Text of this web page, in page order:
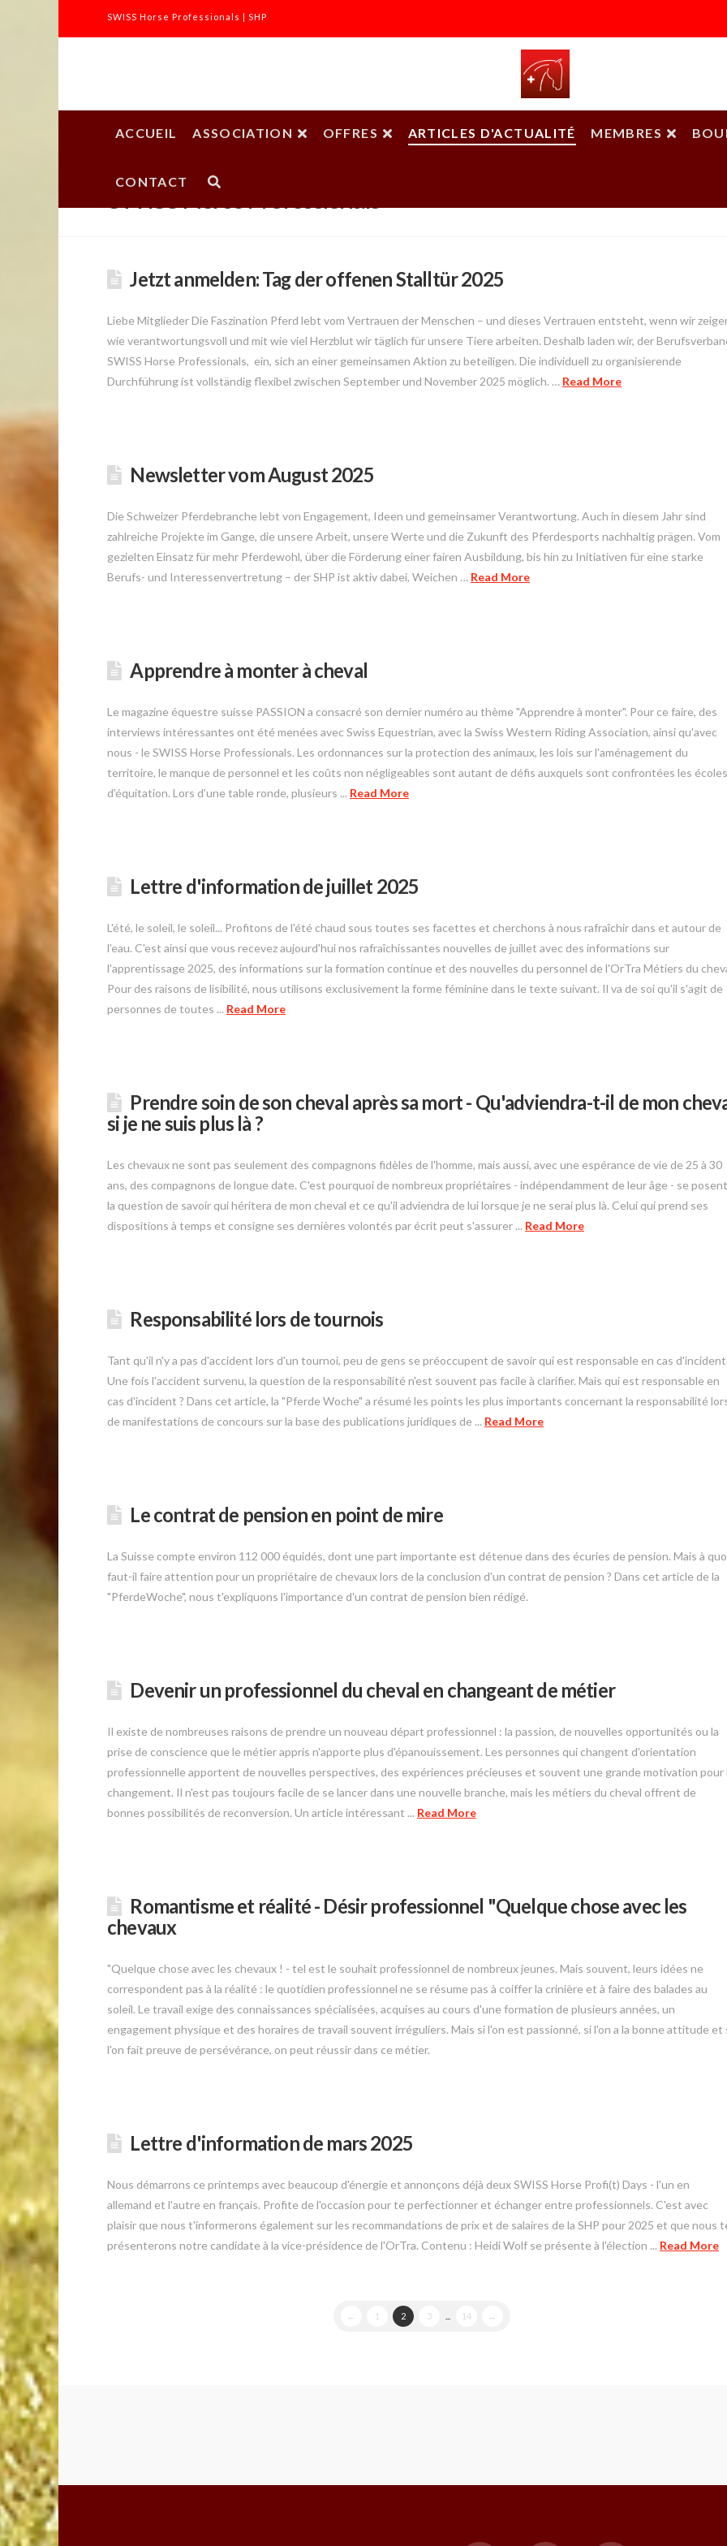
SWISS Horse Professionals | SHP
Horse
Professionals
|
SHP
ACCUEIL ASSOCIATION OFFRES ARTICLES D'ACTUALITÉ MEMBRES
CONTACT
SWISS Horse Professionals
Jetzt anmelden: Tag der offenen Stalltür 2025
Liebe Mitglieder Die Faszination Pferd lebt vom Vertrauen der Menschen – und dieses Vertrauen entsteht, wenn wir
wie verantwortungsvoll und mit wie viel Herzblut wir täglich für unsere Tiere arbeiten. Deshalb laden wir, der
SWISS Horse Professionals, ein, sich an einer gemeinsamen Aktion zu beteiligen. Die individuell zu organisierende
Durchführung ist vollständig flexibel zwischen September und November 2025 möglich. … Read More
Newsletter vom August 2025
Die Schweizer Pferdebranche lebt von Engagement, Ideen und gemeinsamer Verantwortung. Auch in diesem Jahr sind
zahlreiche Projekte im Gange, die unsere Arbeit, unsere Werte und die Zukunft des Pferdesports nachhaltig prägen. Vom
gezielten Einsatz für mehr Pferdewohl, über die Förderung einer fairen Ausbildung, bis hin zu Initiativen für eine starke
Berufs- und Interessenvertretung – der SHP ist aktiv dabei, Weichen … Read More
Apprendre à monter à cheval
Le magazine équestre suisse PASSION a consacré son dernier numéro au thème "Apprendre à monter". Pour ce faire, des
interviews intéressantes ont été menées avec Swiss Equestrian, avec la Swiss Western Riding Association, ainsi qu'avec
nous - le SWISS Horse Professionals. Les ordonnances sur la protection des animaux, les lois sur l'aménagement du
territoire, le manque de personnel et les coûts non négligeables sont autant de défis auxquels sont confrontées les écoles
d'équitation. Lors d'une table ronde, plusieurs ... Read More
Lettre d'information de juillet 2025
L'été, le soleil, le soleil... Profitons de l'été chaud sous toutes ses facettes et cherchons à nous rafraîchir dans et autour de
l'eau. C'est ainsi que vous recevez aujourd'hui nos rafraîchissantes nouvelles de juillet avec des informations sur
l'apprentissage 2025, des informations sur la formation continue et des nouvelles du personnel de l'OrTra Métiers du
Pour des raisons de lisibilité, nous utilisons exclusivement la forme féminine dans le texte suivant. Il va de soi qu'il s'agit de
personnes de toutes ... Read More
Prendre soin de son cheval après sa mort - Qu'adviendra-t-il de mon
si je ne suis plus là ?
Les chevaux ne sont pas seulement des compagnons fidèles de l'homme, mais aussi, avec une espérance de vie de 25 à 30
ans, des compagnons de longue date. C'est pourquoi de nombreux propriétaires - indépendamment de leur âge - se posent
la question de savoir qui héritera de mon cheval et ce qu'il adviendra de lui lorsque je ne serai plus là. Celui qui prend ses
dispositions à temps et consigne ses dernières volontés par écrit peut s'assurer ... Read More
Responsabilité lors de tournois
Tant qu'il n'y a pas d'accident lors d'un tournoi, peu de gens se préoccupent de savoir qui est responsable en cas
Une fois l'accident survenu, la question de la responsabilité n'est souvent pas facile à clarifier. Mais qui est responsable en
cas d'incident ? Dans cet article, la "Pferde Woche" a résumé les points les plus importants concernant la responsabilité
de manifestations de concours sur la base des publications juridiques de ... Read More
Le contrat de pension en point de mire
La Suisse compte environ 112 000 équidés, dont une part importante est détenue dans des écuries de pension. Mais à
faut-il faire attention pour un propriétaire de chevaux lors de la conclusion d'un contrat de pension ? Dans cet article de la
"PferdeWoche", nous t'expliquons l'importance d'un contrat de pension bien rédigé.
Devenir un professionnel du cheval en changeant de métier
Il existe de nombreuses raisons de prendre un nouveau départ professionnel : la passion, de nouvelles opportunités ou la
prise de conscience que le métier appris n'apporte plus d'épanouissement. Les personnes qui changent d'orientation
professionnelle apportent de nouvelles perspectives, des expériences précieuses et souvent une grande motivation pour
changement. Il n'est pas toujours facile de se lancer dans une nouvelle branche, mais les métiers du cheval offrent de
bonnes possibilités de reconversion. Un article intéressant ... Read More
Romantisme et réalité - Désir professionnel "Quelque chose avec les
chevaux
"Quelque chose avec les chevaux ! - tel est le souhait professionnel de nombreux jeunes. Mais souvent, leurs idées ne
correspondent pas à la réalité : le quotidien professionnel ne se résume pas à coiffer la crinière et à faire des balades au
soleil. Le travail exige des connaissances spécialisées, acquises au cours d'une formation de plusieurs années, un
engagement physique et des horaires de travail souvent irréguliers. Mais si l'on est passionné, si l'on a la bonne attitude et
l'on fait preuve de persévérance, on peut réussir dans ce métier.
Lettre d'information de mars 2025
Nous démarrons ce printemps avec beaucoup d'énergie et annonçons déjà deux SWISS Horse Profi(t) Days - l'un en
allemand et l'autre en français. Profite de l'occasion pour te perfectionner et échanger entre professionnels. C'est avec
plaisir que nous t'informerons également sur les recommandations de prix et de salaires de la SHP pour 2025 et que nous
présenterons notre candidate à la vice-présidence de l'OrTra. Contenu : Heidi Wolf se présente à l'élection ... Read More
1 2 3 14